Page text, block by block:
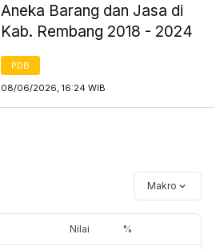
Aneka Barang dan Jasa di
Kab. Rembang 2018 - 2024
PDB
08/06/2026, 16:24 WIB
Makro
Nilai %